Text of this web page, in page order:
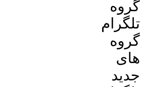
گروه
تلگرام
گروه
های
جدید